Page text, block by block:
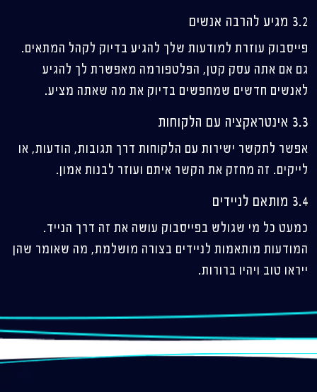
3.2 מגיע להרבה אנשים
פייסבוק עוזרת למודעות שלך להגיע בדיוק לקהל המתאים.
גם אם אתה עסק קטן, הפלטפורמה מאפשרת לך להגיע
לאנשים חדשים שמחפשים בדיוק את מה שאתה מציע.
3.3 אינטראקציה עם הלקוחות
אפשר לתקשר ישירות עם הלקוחות דרך תגובות, הודעות, או
לייקים. זה מחזק את הקשר איתם ועוזר לבנות אמון.
3.4 מותאם לניידים
כמעט כל מי שגולש בפייסבוק עושה את זה דרך הנייד.
המודעות מותאמות לניידים בצורה מושלמת, מה שאומר שהן
ייראו טוב ויהיו ברורות.